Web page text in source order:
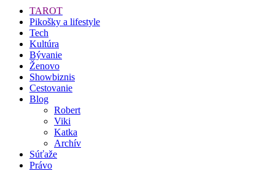
TAROT
Pikošky a lifestyle
Tech
Kultúra
Bývanie
Ženovo
Showbiznis
Cestovanie
Blog
Robert
Viki
Katka
Archív
Súťaže
Právo